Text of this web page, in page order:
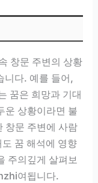
창문 주변의 상황
니다. 예를 들어,
꿈은 희망과 기대
운 상황이라면 불
창문 주변에 사람
꿈 해석에 영향
주의깊게 살펴보
여됩니다.